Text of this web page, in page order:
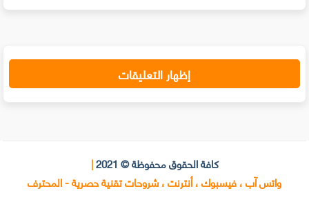
إظهار التعليقات
كافة الحقوق محفوظة © 2021 |
واتس آب ، فيسبوك ، أنترنت ، شروحات تقنية حصرية - المحترف